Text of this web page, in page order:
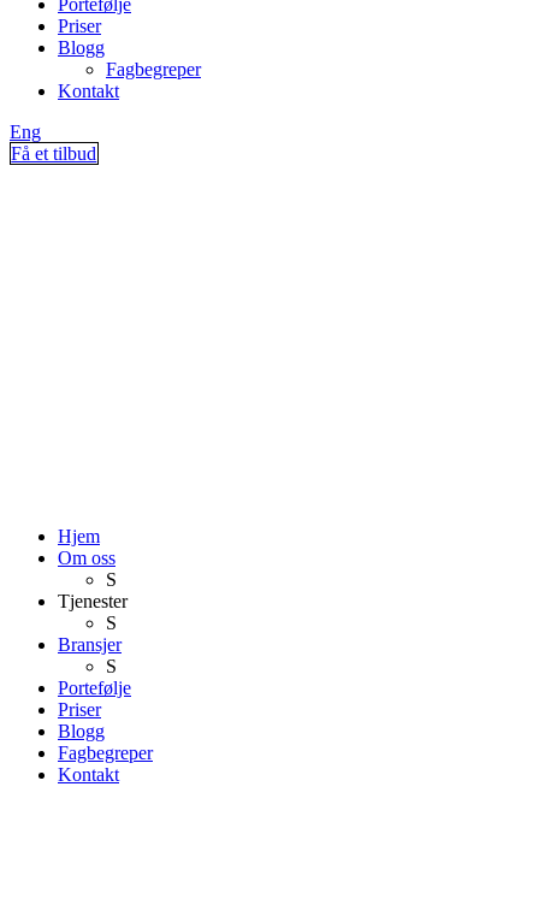
Portefølje
Priser
Blogg
Fagbegreper
Kontakt
Eng
Få et tilbud
Hjem
Om oss
S
Tjenester
S
Bransjer
S
Portefølje
Priser
Blogg
Fagbegreper
Kontakt